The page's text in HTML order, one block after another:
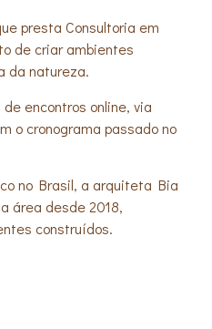
presta Consultoria em
de criar ambientes
da natureza.
encontros online, via
o cronograma passado no
no Brasil, a arquiteta Bia
área desde 2018,
construídos.